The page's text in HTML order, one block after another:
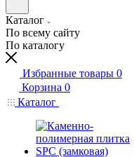
Каталог
По всему сайту
По каталогу
Избранные товары 0
Корзина 0
Каталог